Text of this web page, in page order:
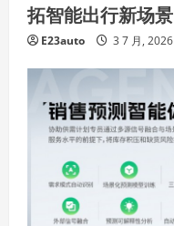
拓智能出行新场景
E23auto 3 7 月, 2026